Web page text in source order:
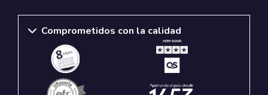
Comprometidos con la calidad